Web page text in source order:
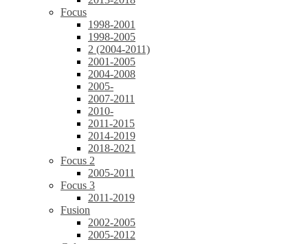
Focus
1998-2001
1998-2005
2 (2004-2011)
2001-2005
2004-2008
2005-
2007-2011
2010-
2011-2015
2014-2019
2018-2021
Focus 2
2005-2011
Focus 3
2011-2019
Fusion
2002-2005
2005-2012